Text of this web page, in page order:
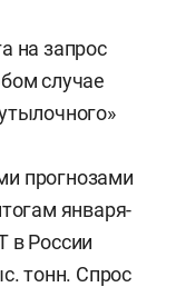
на запрос
случае
прогнозами
января-
в России
тонн. Спрос